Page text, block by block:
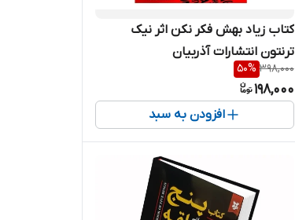
کتاب زیاد بهش فکر نکن اثر نیک
ترنتون انتشارات آذربیان
398,000
50%
198,000
افزودن به سبد